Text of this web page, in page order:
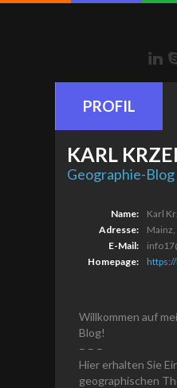
PROFIL
KARL
Geographie-Blog
Name:
Karl
Adresse:
E-Mail:
Homepage:
Willkommen auf
Blog!
– – –
Hier erhalten Sie
geographischen